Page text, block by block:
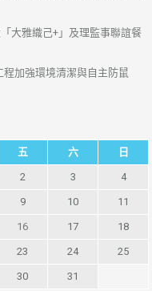
大雅織己+」及理監事聯誼餐
加強環境清潔與自主防鼠
五 六 日
2 3 4
9 10 11
16 17 18
23 24 25
30
31